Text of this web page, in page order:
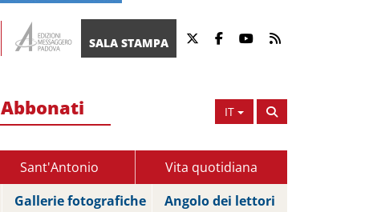
SALA STAMPA
IT
Abbonati
Sant'Antonio
Vita quotidiana
Gallerie fotografiche Angolo dei lettori